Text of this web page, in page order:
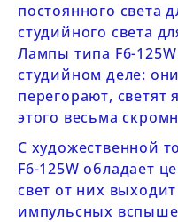
постоянного света
студийного света
Лампы типа F6-125W
студийном деле:
перегорают, светят
этого весьма
С художественной
F6-125W обладает
свет от них
импульсных